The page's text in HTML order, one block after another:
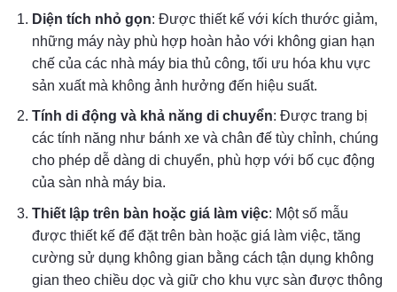
Diện tích nhỏ gọn: Được thiết kế với kích thước giảm,
những máy này phù hợp hoàn hảo với không gian hạn
chế của các nhà máy bia thủ công, tối ưu hóa khu vực
sản xuất mà không ảnh hưởng đến hiệu suất.
Tính di động và khả năng di chuyển: Được trang bị
các tính năng như bánh xe và chân đế tùy chỉnh, chúng
cho phép dễ dàng di chuyển, phù hợp với bố cục động
của sàn nhà máy bia.
Thiết lập trên bàn hoặc giá làm việc: Một số mẫu
được thiết kế để đặt trên bàn hoặc giá làm việc, tăng
cường sử dụng không gian bằng cách tận dụng không
gian theo chiều dọc và giữ cho khu vực sàn được thông